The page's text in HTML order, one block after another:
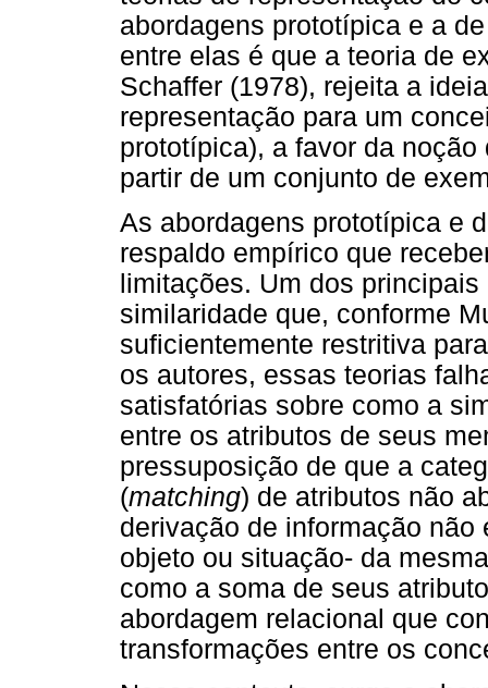
abordagens prototípica e a
entre elas é que a teoria de
Schaffer (1978), rejeita a
representação para um
prototípica), a favor da
partir de um conjunto de
As abordagens prototípica e
respaldo empírico que
limitações. Um dos
similaridade que, conforme
suficientemente restritiva
os autores, essas teorias
satisfatórias sobre como a
entre os atributos de seus
pressuposição de que a
(matching) de atributos não
derivação de informação
objeto ou situação- da
como a soma de seus
abordagem relacional que
transformações entre os